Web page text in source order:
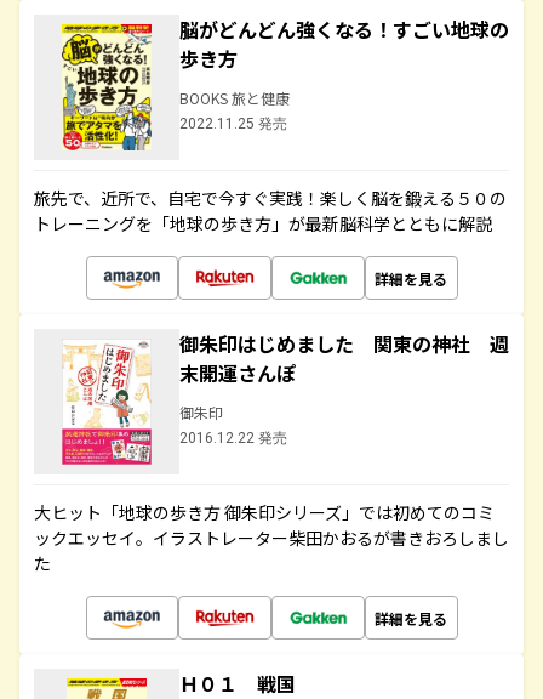
脳がどんどん強くなる！すごい地球の
歩き方
BOOKS 旅と健康
2022.11.25 発売
旅先で、近所で、自宅で今すぐ実践！楽しく脳を鍛える５０の
トレーニングを「地球の歩き方」が最新脳科学とともに解説
詳細を見る
御朱印はじめました 関東の神社 週
末開運さんぽ
御朱印
2016.12.22 発売
大ヒット「地球の歩き方 御朱印シリーズ」では初めてのコミ
ックエッセイ。イラストレーター柴田かおるが書きおろしまし
た
詳細を見る
Ｈ０１ 戦国